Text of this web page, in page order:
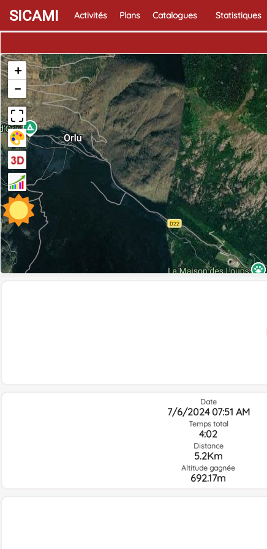
SICAMI Activités Plans Catalogues Statistiques
+
−
Date
7/6/2024 07:51 AM
Temps total
4:02
Distance
5.2Km
Altitude gagnée
692.17m